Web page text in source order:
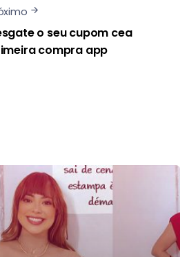
o seu cupom cea
compra app